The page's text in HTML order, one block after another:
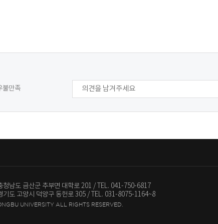
불만족
청남도 금산군 추부면 대학로 201 TEL. 041-750-6817
기도 고양시 덕양구 동헌로 305 TEL. 031-8075-1164~8
UNIVERSITY ALL RIGHTS RESERVED.